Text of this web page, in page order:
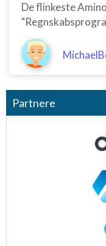
De flinkeste
Partnere